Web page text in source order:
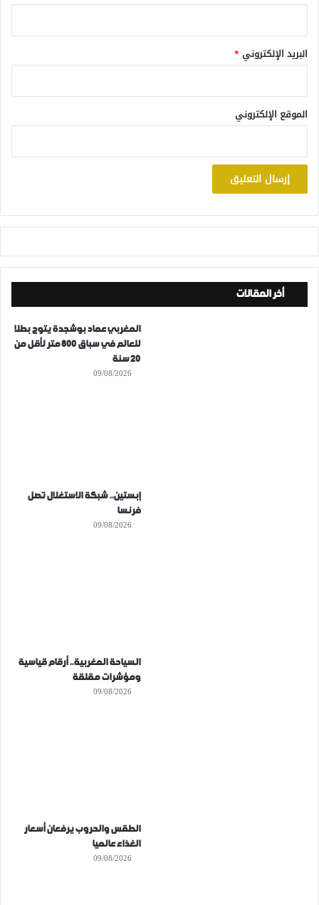
البريد الإلكتروني *
الموقع الإلكتروني
أخر المقالات
المغربي عماد بوشجدة يتوج بطلا
للعالم في سباق 800 متر لأقل من
20 سنة
09/08/2026
إبستين.. شبكة الاستغلال تصل
فرنسا
09/08/2026
السياحة المغربية.. أرقام قياسية
ومؤشرات مقلقة
09/08/2026
الطقس والحروب يرفعان أسعار
الغذاء عالميا
09/08/2026